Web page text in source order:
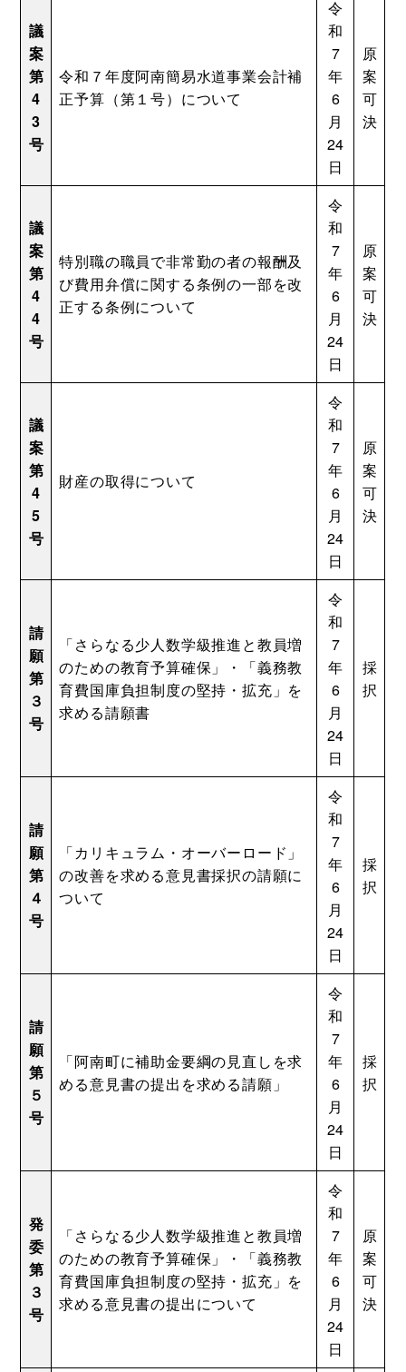
議
案
第
4
3
号
令和７年度阿南簡易水道事業会計補
正予算（第１号）について
令
和
7
年
6
月
24
日
原
案
可
決
議
案
第
4
4
号
特別職の職員で非常勤の者の報酬及
び費用弁償に関する条例の一部を改
正する条例について
令
和
7
年
6
月
24
日
原
案
可
決
議
案
第
4
5
号
財産の取得について
令
和
7
年
6
月
24
日
原
案
可
決
請
願
第
３
号
「さらなる少人数学級推進と教員増
のための教育予算確保」・「義務教
育費国庫負担制度の堅持・拡充」を
求める請願書
令
和
7
年
6
月
24
日
採
択
請
願
第
４
号
「カリキュラム・オーバーロード」
の改善を求める意見書採択の請願に
ついて
令
和
7
年
6
月
24
日
採
択
請
願
第
５
号
「阿南町に補助金要綱の見直しを求
める意見書の提出を求める請願」
令
和
7
年
6
月
24
日
採
択
発
委
第
３
号
「さらなる少人数学級推進と教員増
のための教育予算確保」・「義務教
育費国庫負担制度の堅持・拡充」を
求める意見書の提出について
令
和
7
年
6
月
24
日
原
案
可
決